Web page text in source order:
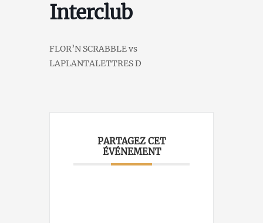
Interclub
FLOR’N SCRABBLE vs
LAPLANTALETTRES D
PARTAGEZ CET
ÉVÉNEMENT